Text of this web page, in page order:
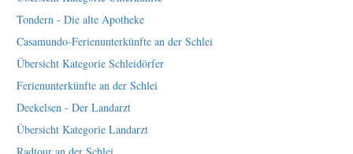
Tondern - Die alte Apotheke
Casamundo-Ferienunterkünfte an der Schlei
Übersicht Kategorie Schleidörfer
Ferienunterkünfte an der Schlei
Deekelsen - Der Landarzt
Übersicht Kategorie Landarzt